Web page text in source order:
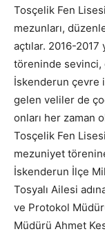
Tosçelik Fen
mezunları,
açtılar. 2016-2017
töreninde sevinci,
İskenderun çevre
gelen veliler de
onları her zaman
Tosçelik Fen
mezuniyet
İskenderun İlçe
Tosyalı Ailesi
ve Protokol
Müdürü Ahmet